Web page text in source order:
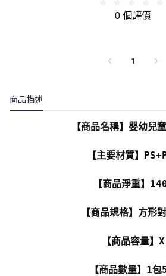
0 個評價
1
商品描述
【商品名稱】嬰幼兒
【主要材質】
【商品淨重】
【商品規格】方形
【商品容量】X
【商品數量】1包